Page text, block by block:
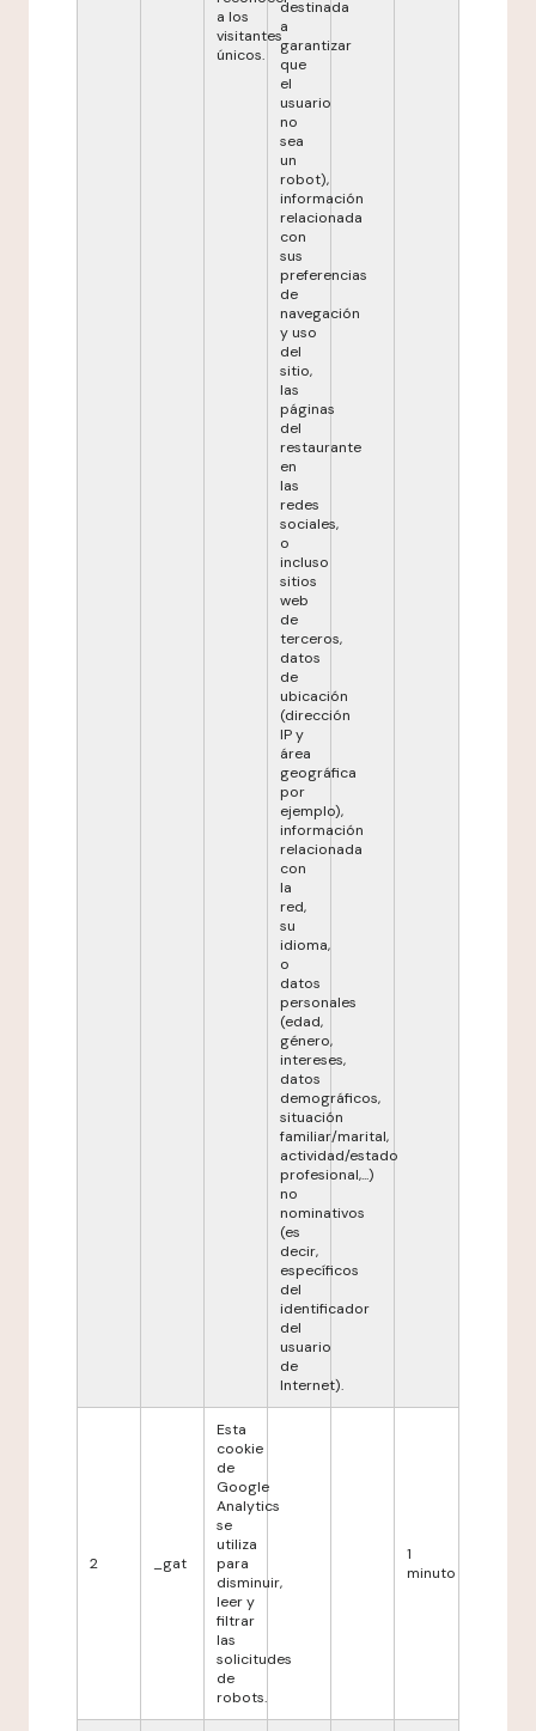
a los
visitantes
únicos.
destinada
a
garantizar
que
el
usuario
no
sea
un
robot),
información
relacionada
con
sus
preferencias
de
navegación
y uso
del
sitio,
las
páginas
del
restaurante
en
las
redes
sociales,
o
incluso
sitios
web
de
terceros,
datos
de
ubicación
(dirección
IP y
área
geográfica
por
ejemplo),
información
relacionada
con
la
red,
su
idioma,
o
datos
personales
(edad,
género,
intereses,
datos
demográficos,
situación
familiar/marital,
actividad/estado
profesional,...)
no
nominativos
(es
decir,
específicos
del
identificador
del
usuario
de
Internet).
2 _gat
Esta
cookie
de
Google
Analytics
se
utiliza
para
disminuir,
leer y
filtrar
las
solicitudes
de
robots.
1
minuto